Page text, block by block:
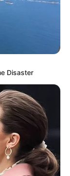
Disaster